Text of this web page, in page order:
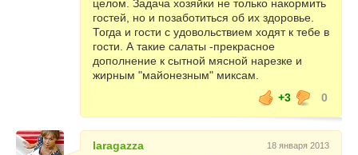
целом. Задача хозяйки не только накормить
гостей, но и позаботиться об их здоровье.
Тогда и гости с удовольствием ходят к тебе в
гости. А такие салаты -прекрасное
дополнение к сытной мясной нарезке и
жирным "майонезным" миксам.
+3
0
laragazza 18 января 2013